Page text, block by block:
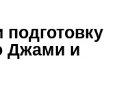
Джами и